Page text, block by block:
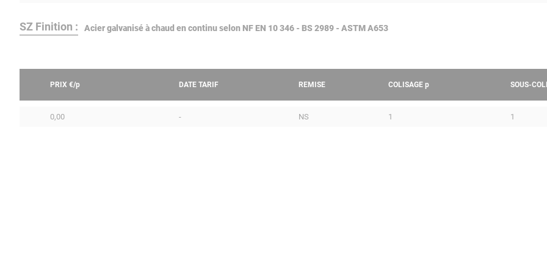
SZ Finition : Acier galvanisé à chaud en continu selon NF EN 10 346 - BS 2989 - ASTM A653
PRIX €/p DATE TARIF REMISE COLISAGE p SOUS-
0,00 - NS 1 1